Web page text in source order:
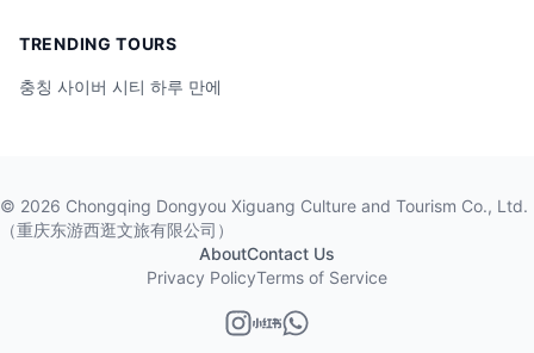
TRENDING TOURS
충칭 사이버 시티 하루 만에
© 2026 Chongqing Dongyou Xiguang Culture and Tourism Co., Ltd.
（重庆东游西逛文旅有限公司）
AboutContact Us
Privacy PolicyTerms of Service